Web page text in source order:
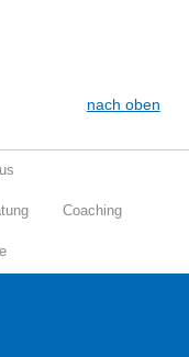
nach oben
Coaching